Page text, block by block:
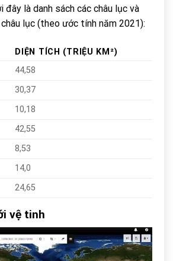
đây là danh sách các châu lục và
lục (theo ước tính năm 2021):
DIỆN TÍCH (TRIỆU KM²)
44,58
30,37
10,18
42,55
8,53
14,0
24,65
vệ tinh